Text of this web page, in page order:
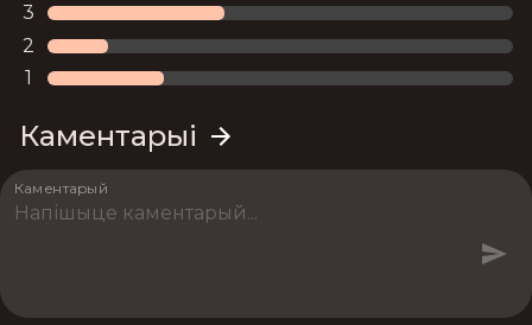
3
2
1
Каментарыі
Каментарый